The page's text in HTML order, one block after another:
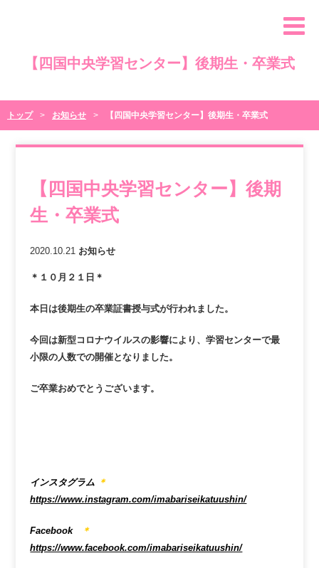
【四国中央学習センター】後期生・卒業式
トップ お知らせ 【四国中央学習センター】後期生・卒業式
【四国中央学習センター】後期
生・卒業式
2020.10.21 お知らせ
＊１０月２１日＊
本日は後期生の卒業証書授与式が行われました。
今回は新型コロナウイルスの影響により、学習センターで最
小限の人数での開催となりました。
ご卒業おめでとうございます。
インスタグラム ＊
https://www.instagram.com/imabariseikatuushin/
Facebook
＊
https://www.facebook.com/imabariseikatuushin/